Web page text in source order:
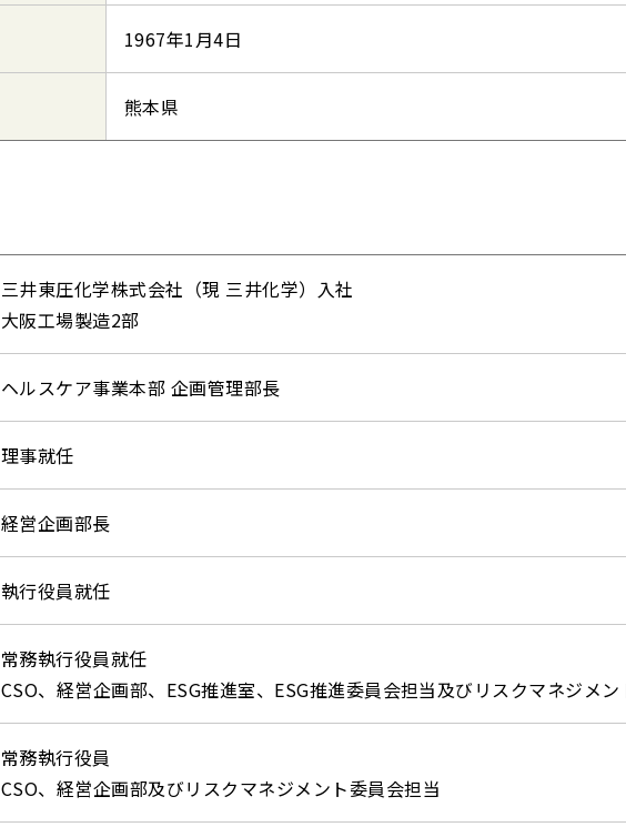
1967年1月4日
熊本県
三井東圧化学株式会社（現 三井化学）入社
大阪工場製造2部
ヘルスケア事業本部 企画管理部長
理事就任
経営企画部長
執行役員就任
常務執行役員就任
CSO、経営企画部、ESG推進室、ESG推進委員会担当及びリスクマネジメ
常務執行役員
CSO、経営企画部及びリスクマネジメント委員会担当